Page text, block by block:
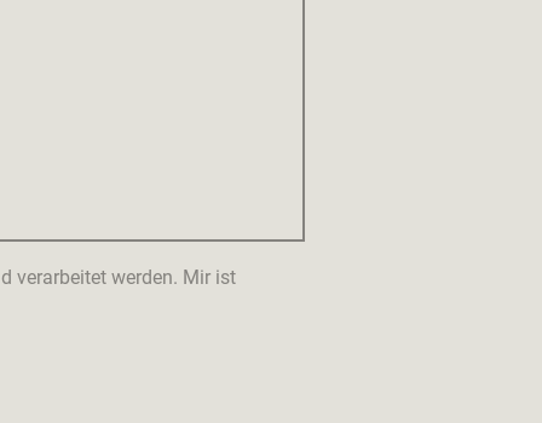
verarbeitet werden. Mir ist